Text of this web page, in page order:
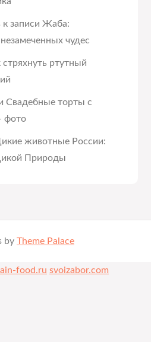
к записиЖаба:
чудес
стряхнуть ртутный
Свадебные торты с
фото
животные России:
Природы
by Theme Palace
food.ru svoizabor.com